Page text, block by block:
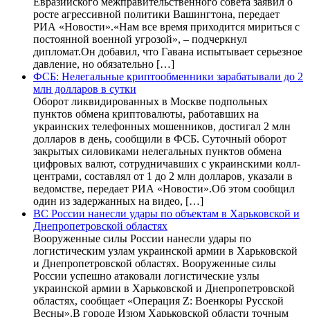
росте агрессивной политики Вашингтона, передает
РИА «Новости».«Нам все время приходится мириться с
постоянной военной угрозой», – подчеркнул
дипломат.Он добавил, что Гавана испытывает серьезное
давление, но обязательно […]
ФСБ: Нелегальные криптообменники зарабатывали до 2
млн долларов в сутки
Оборот ликвидированных в Москве подпольных
пунктов обмена криптовалюты, работавших на
украинских телефонных мошенников, достигал 2 млн
долларов в день, сообщили в ФСБ. Суточный оборот
закрытых силовиками нелегальных пунктов обмена
цифровых валют, сотрудничавших с украинскими колл-
центрами, составлял от 1 до 2 млн долларов, указали в
ведомстве, передает РИА «Новости».Об этом сообщил
один из задержанных на видео, […]
ВС России нанесли удары по объектам в Харьковской и
Днепропетровской областях
Вооруженные силы России нанесли удары по
логистическим узлам украинской армии в Харьковской
и Днепропетровской областях. Вооруженные силы
России успешно атаковали логистические узлы
украинской армии в Харьковской и Днепропетровской
областях, сообщает «Операция Z: Военкоры Русской
Весны».В городе Изюм Харьковской области точным